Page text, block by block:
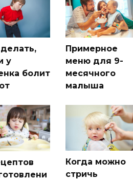
у
болит
Примерное
меню для 9-
месячного
малыша
Когда можно
стричь